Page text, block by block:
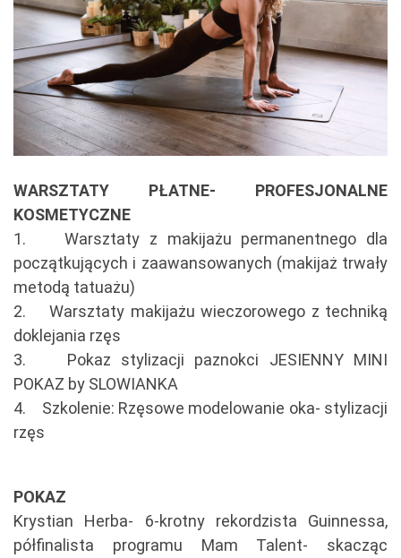
WARSZTATY PŁATNE- PROFESJONALNE
KOSMETYCZNE
1. Warsztaty z makijażu permanentnego dla
początkujących i zaawansowanych (makijaż trwały
metodą tatuażu)
2. Warsztaty makijażu wieczorowego z techniką
doklejania rzęs
3. Pokaz stylizacji paznokci JESIENNY MINI
POKAZ by SLOWIANKA
4. Szkolenie: Rzęsowe modelowanie oka- stylizacji
rzęs
POKAZ
Krystian Herba- 6-krotny rekordzista Guinnessa,
półfinalista programu Mam Talent- skacząc